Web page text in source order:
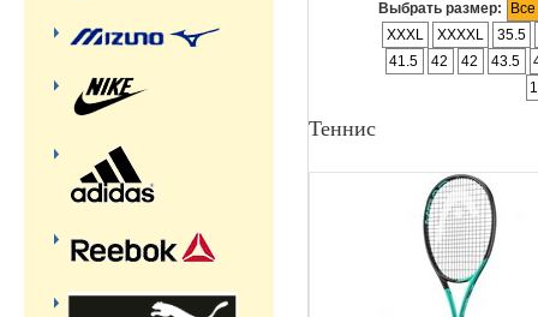
Выбрать размер:
XXXL
XXXXL
35.5
41.5
42 42 43.5
Теннис